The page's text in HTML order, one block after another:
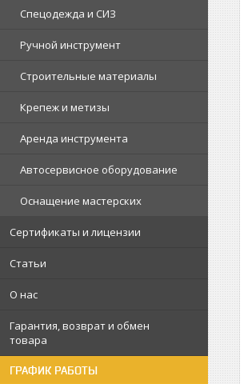
Спецодежда и СИЗ
Ручной инструмент
Строительные материалы
Крепеж и метизы
Аренда инструмента
Автосервисное оборудование
Оснащение мастерских
Сертификаты и лицензии
Статьи
О нас
Гарантия, возврат и обмен
товара
ГРАФИК РАБОТЫ